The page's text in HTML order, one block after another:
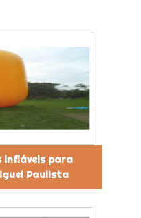
infláveis para
Paulista